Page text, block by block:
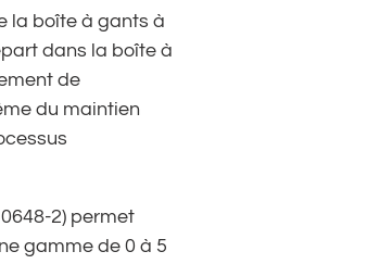
la boîte à gants à
dans la boîte à
de
du maintien
2) permet
gamme de 0 à 5